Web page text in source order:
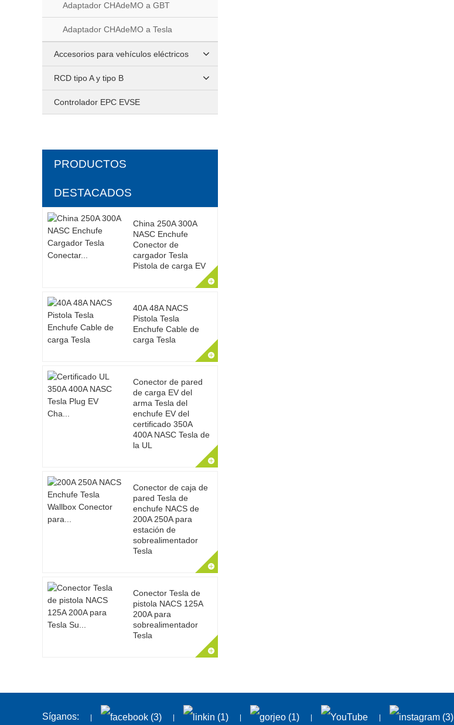
Adaptador CHAdeMO a GBT
Adaptador CHAdeMO a Tesla
Accesorios para vehículos eléctricos
RCD tipo A y tipo B
Controlador EPC EVSE
PRODUCTOS
DESTACADOS
China 250A 300A
NASC Enchufe
Conector de
cargador Tesla
Pistola de carga EV
40A 48A NACS
Pistola Tesla
Enchufe Cable de
carga Tesla
Conector de pared
de carga EV del
arma Tesla del
enchufe EV del
certificado 350A
400A NASC Tesla de
la UL
Conector de caja de
pared Tesla de
enchufe NACS de
200A 250A para
estación de
sobrealimentador
Tesla
Conector Tesla de
pistola NACS 125A
200A para
sobrealimentador
Tesla
Síganos: